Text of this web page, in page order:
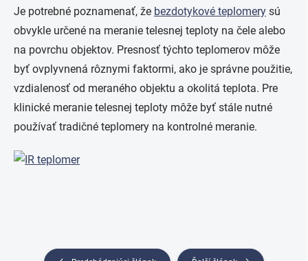
Je potrebné poznamenať, že bezdotykové teplomery sú
obvykle určené na meranie telesnej teploty na čele alebo
na povrchu objektov. Presnosť týchto teplomerov môže
byť ovplyvnená rôznymi faktormi, ako je správne použitie,
vzdialenosť od meraného objektu a okolitá teplota. Pre
klinické meranie telesnej teploty môže byť stále nutné
používať tradičné teplomery na kontrolné meranie.